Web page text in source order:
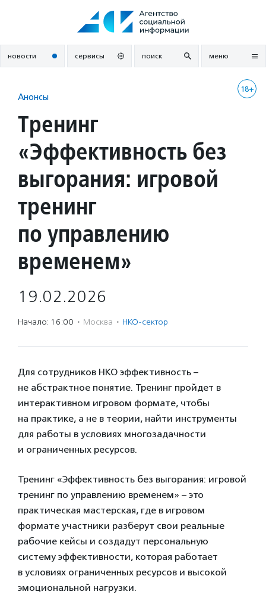
новости сервисы поиск меню
18+
Анонсы
Тренинг
«Эффективность без
выгорания: игровой
тренинг
по управлению
временем»
19.02.2026
Начало: 16:00 · Москва · НКО-сектор
Для сотрудников НКО эффективность –
не абстрактное понятие. Тренинг пройдет в
интерактивном игровом формате, чтобы
на практике, а не в теории, найти инструменты
для работы в условиях многозадачности
и ограниченных ресурсов.
Тренинг «Эффективность без выгорания: игровой
тренинг по управлению временем» – это
практическая мастерская, где в игровом
формате участники разберут свои реальные
рабочие кейсы и создадут персональную
систему эффективности, которая работает
в условиях ограниченных ресурсов и высокой
эмоциональной нагрузки.